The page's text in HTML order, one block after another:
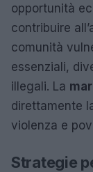
opportunità
contribuire
comunità
essenziali,
illegali. La
direttamente
violenza e
Strategie